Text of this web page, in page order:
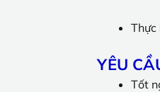
Thực
YÊU
Tốt